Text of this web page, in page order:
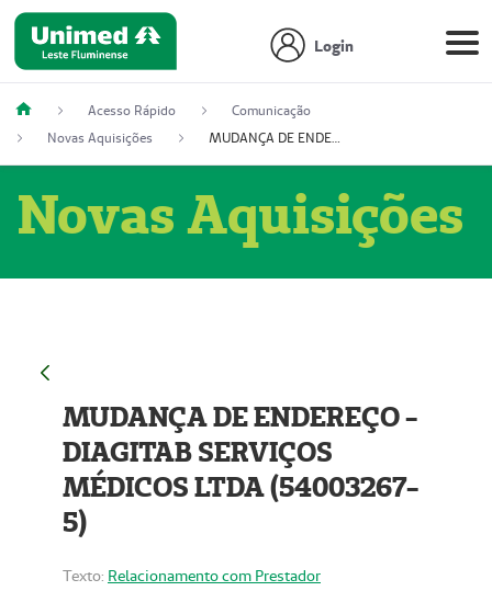
Login
Acesso Rápido
Comunicação
Novas Aquisições
MUDANÇA DE ENDEREÇO - DIAGITAB SERVIÇOS MÉDICOS LTDA (54003267-5)
Novas Aquisições
MUDANÇA DE ENDEREÇO -
DIAGITAB SERVIÇOS
MÉDICOS LTDA (54003267-
5)
Texto: Relacionamento com Prestador